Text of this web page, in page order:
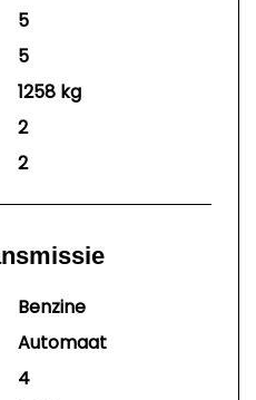
5
5
1258 kg
2
2
Benzine
Automaat
4